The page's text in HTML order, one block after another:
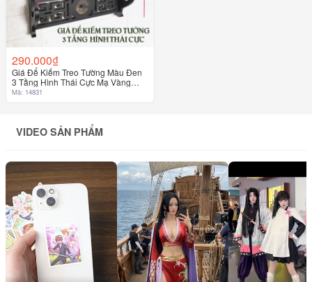
290.000₫
Giá Để Kiếm Treo Tường Màu Đen
3 Tầng Hình Thái Cực Mạ Vàng
Loại Cao Cấp
Mã: 14831
VIDEO SẢN PHẨM